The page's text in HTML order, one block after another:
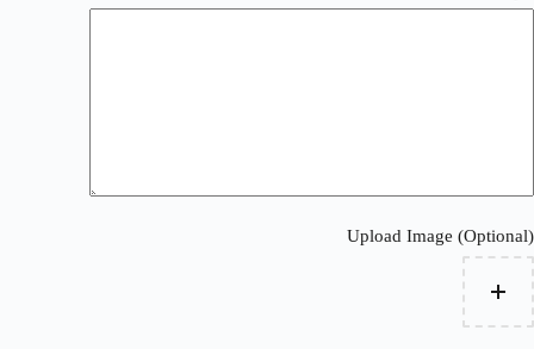
Upload Image (Optional)